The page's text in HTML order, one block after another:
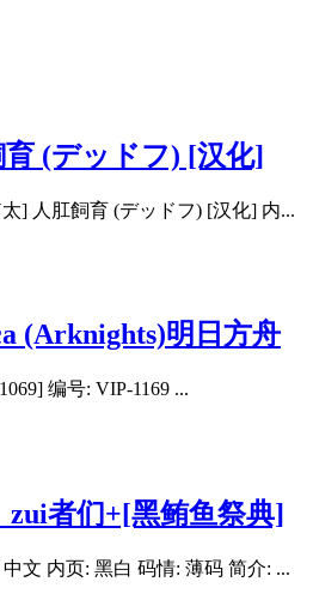
(デッドフ) [汉化]
] 人肛飼育 (デッドフ) [汉化] 内...
(Arknights)明日方舟
编号: VIP-1169 ...
者们+[黑鲔鱼祭典]
文 内页: 黑白 码情: 薄码 简介: ...